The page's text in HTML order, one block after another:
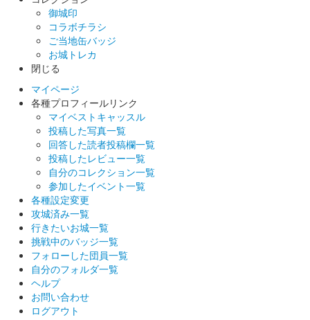
御城印
コラボチラシ
ご当地缶バッジ
お城トレカ
閉じる
マイページ
各種プロフィールリンク
マイベストキャッスル
投稿した写真一覧
回答した読者投稿欄一覧
投稿したレビュー一覧
自分のコレクション一覧
参加したイベント一覧
各種設定変更
攻城済み一覧
行きたいお城一覧
挑戦中のバッジ一覧
フォローした団員一覧
自分のフォルダ一覧
ヘルプ
お問い合わせ
ログアウト